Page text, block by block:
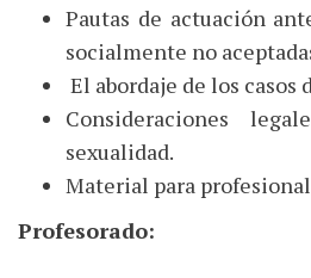
Pautas de actuación
socialmente no
El abordaje de los casos
Consideraciones
sexualidad.
Material para
Profesorado: